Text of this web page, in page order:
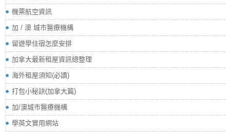
機票航空資訊
加 / 澳 城市醫療機構
留遊學住宿怎麼安排
加拿大最新租屋資訊總整理
海外租屋須知(必讀)
打包小秘訣(加拿大篇)
加/澳城市醫療機構
學英文實用網站